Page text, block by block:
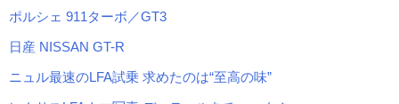
ポルシェ 911ターボ／GT3
日産 NISSAN GT-R
ニュル最速のLFA試乗 求めたのは“至高の味”